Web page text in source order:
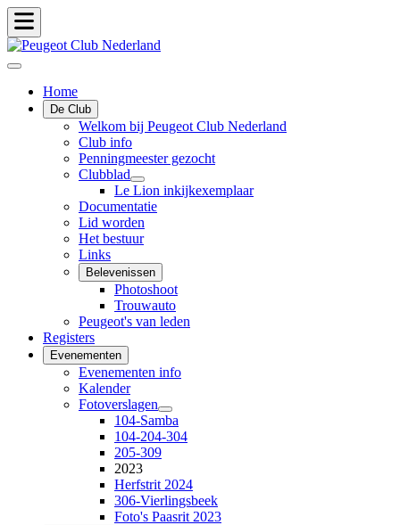
Home
De Club
Welkom bij Peugeot Club Nederland
Club info
Penningmeester gezocht
Clubblad
Le Lion inkijkexemplaar
Documentatie
Lid worden
Het bestuur
Links
Belevenissen
Photoshoot
Trouwauto
Peugeot's van leden
Registers
Evenementen
Evenementen info
Kalender
Fotoverslagen
104-Samba
104-204-304
205-309
2023
Herfstrit 2024
306-Vierlingsbeek
Foto's Paasrit 2023